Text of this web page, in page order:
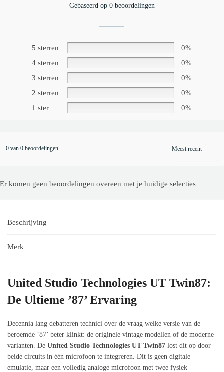
Gebaseerd op 0 beoordelingen
5 sterren
0%
4 sterren
0%
3 sterren
0%
2 sterren
0%
1 ster
0%
0 van 0 beoordelingen
Er komen geen beoordelingen overeen met je huidige selecties
Beschrijving
Merk
United Studio Technologies UT Twin87:
De Ultieme ’87’ Ervaring
Decennia lang debatteren technici over de vraag welke versie van de
beroemde ’87’ beter klinkt: de originele vintage modellen of de moderne
varianten. De United Studio Technologies UT Twin87 lost dit op door
beide circuits in één microfoon te integreren. Dit is geen digitale
emulatie, maar een volledig analoge microfoon met twee fysiek